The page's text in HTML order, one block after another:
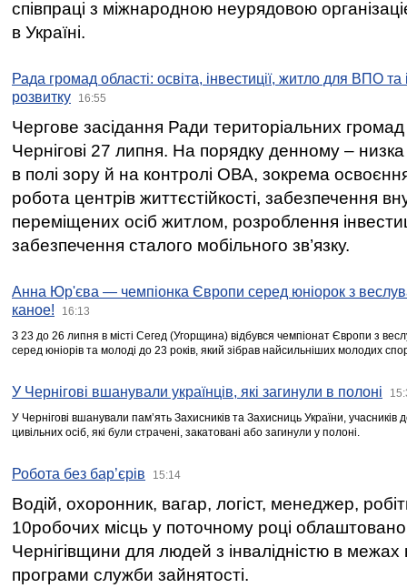
співпраці з міжнародною неурядовою
в Україні.
Рада громад області: освіта, інвестиції, житло для ВПО
розвитку
16:55
Чергове засідання Ради територіальних громад
Чернігові 27 липня. На порядку денному –
в полі зору й на контролі ОВА, зокрема освоєння
робота центрів життєстійкості, забезпечення
переміщених осіб житлом, розроблення
забезпечення сталого мобільного зв’язку.
Анна Юр'єва — чемпіонка Європи серед юніорок з
каное!
16:13
З 23 до 26 липня в місті Сегед (Угорщина) відбувся чемпіонат Європи з
серед юніорів та молоді до 23 років, який зібрав найсильніших молодих
У Чернігові вшанували українців, які загинули в полоні
У Чернігові вшанували пам’ять Захисників та Захисниць України,
цивільних осіб, які були страчені, закатовані або загинули у полоні.
Робота без бар’єрів 15:14
Водій, охоронник, вагар, логіст, менеджер,
10робочих місць у поточному році
Чернігівщини для людей з інвалідністю в межах
програми служби зайнятості.